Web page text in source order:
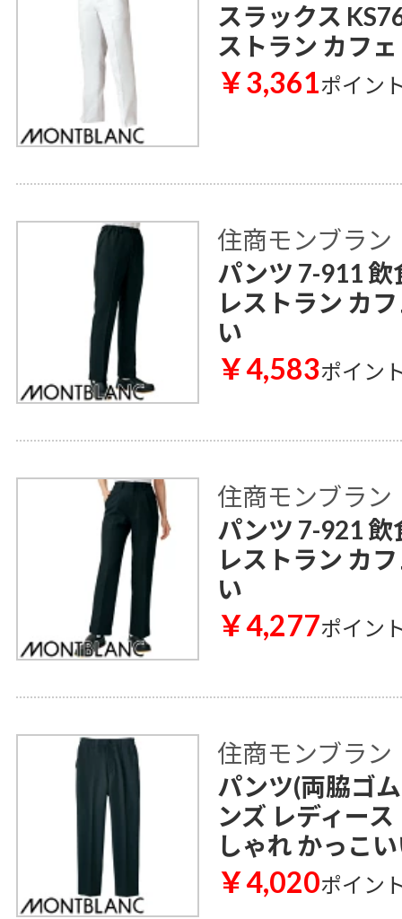
スラックス
ストラン カフ
￥3,361ポイン
住商モンブラン
パンツ 7-911 飲
レストラン カ
い
￥4,583ポイン
住商モンブラン
パンツ 7-921 飲
レストラン カ
い
￥4,277ポイン
住商モンブラン
パンツ(両脇ゴ
ンズ レディー
しゃれ かっこ
￥4,020ポイン